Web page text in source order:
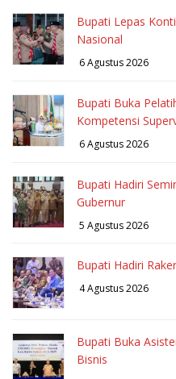
Bupati Lepas
Nasional
6 Agustus 2026
Bupati Buka
Kompetensi
6 Agustus 2026
Bupati Hadiri
Gubernur
5 Agustus 2026
Bupati Hadiri
4 Agustus 2026
Bupati Buka
Bisnis